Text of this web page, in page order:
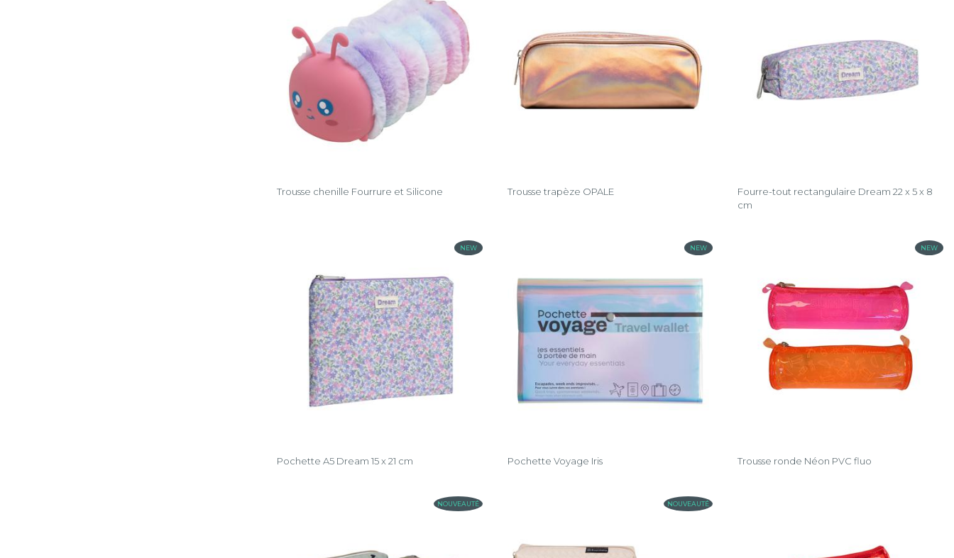
Trousse chenille Fourrure et Silicone Trousse trapèze OPALE
Fourre-tout rectangulaire Dream 22 x 5 x 8
cm
NEW
Pochette A5 Dream 15 x 21 cm
NEW
Pochette Voyage Iris
NEW
Trousse ronde Néon PVC fluo
NOUVEAUTÉ NOUVEAUTÉ